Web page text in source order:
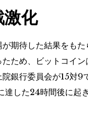
化
期待した結果をも
ため、ビットコイ
院銀行委員会が15
した24時間後に起き